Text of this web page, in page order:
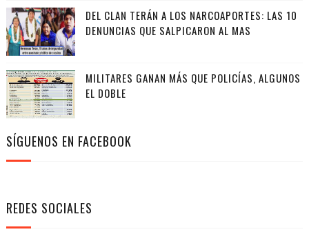
DEL CLAN TERÁN A LOS NARCOAPORTES: LAS 10
DENUNCIAS QUE SALPICARON AL MAS
MILITARES GANAN MÁS QUE POLICÍAS, ALGUNOS
EL DOBLE
SÍGUENOS EN FACEBOOK
REDES SOCIALES